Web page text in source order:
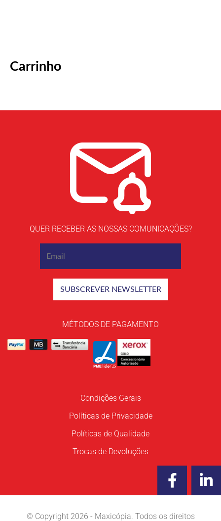
Carrinho
QUER RECEBER AS NOSSAS COMUNICAÇÕES?
MÉTODOS DE PAGAMENTO
Condições Gerais
Políticas de Privacidade
Políticas de Qualidade
Trocas de Devoluções
F
a
e
i
© Copyright 2026 - Maxicópia. Todos os direitos